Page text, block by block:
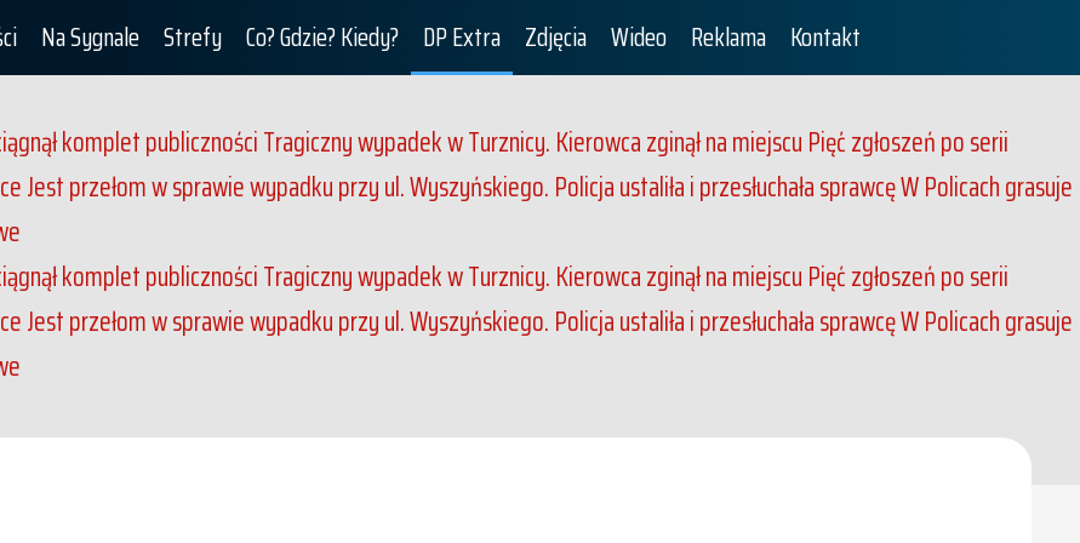
Na Sygnale Strefy Co? Gdzie? Kiedy? DP Extra Zdjęcia Wideo Reklama Kontakt
komplet publicznościTragiczny wypadek w Turznicy. Kierowca zginął na miejscu Pięć zgłoszeń po serii
Jest przełom w sprawie wypadku przy ul. Wyszyńskiego. Policja ustaliła i przesłuchała sprawcęW Policach grasuje
komplet publicznościTragiczny wypadek w Turznicy. Kierowca zginął na miejscu Pięć zgłoszeń po serii
Jest przełom w sprawie wypadku przy ul. Wyszyńskiego. Policja ustaliła i przesłuchała sprawcęW Policach grasuje